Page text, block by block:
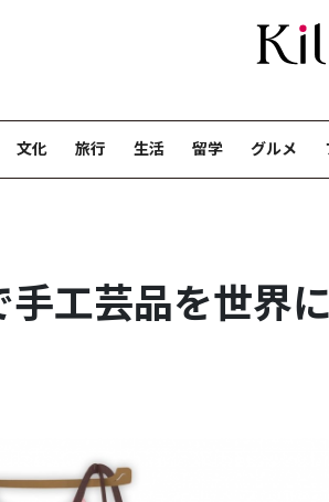
文化 旅行 生活 留学 グルメ
手工芸品を世界